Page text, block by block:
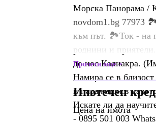
Морска Панорама /
novdom1.bg 77973
към път. 🏞️Ток - на
роднини и
до нос Калиакра.
Намира се в
и параметри в
Искате ли да
- 0895 501 003
Прочети още
Ипотечен
Цена на имота